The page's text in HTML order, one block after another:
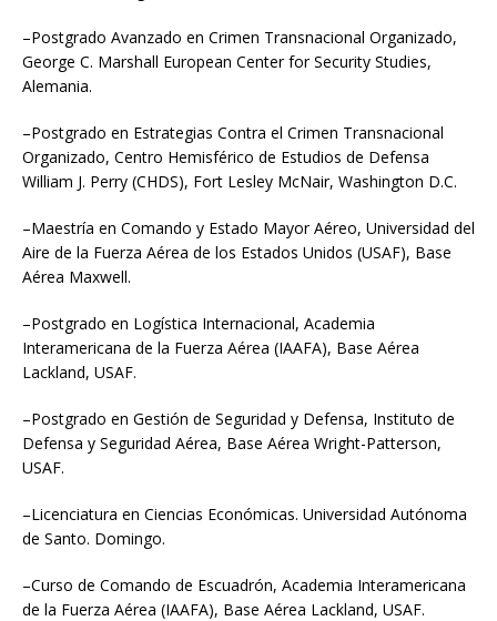
–Postgrado Avanzado en Crimen Transnacional Organizado,
George C. Marshall European Center for Security Studies,
Alemania.
–Postgrado en Estrategias Contra el Crimen Transnacional
Organizado, Centro Hemisférico de Estudios de Defensa
William J. Perry (CHDS), Fort Lesley McNair, Washington D.C.
–Maestría en Comando y Estado Mayor Aéreo, Universidad del
Aire de la Fuerza Aérea de los Estados Unidos (USAF), Base
Aérea Maxwell.
–Postgrado en Logística Internacional, Academia
Interamericana de la Fuerza Aérea (IAAFA), Base Aérea
Lackland, USAF.
–Postgrado en Gestión de Seguridad y Defensa, Instituto de
Defensa y Seguridad Aérea, Base Aérea Wright-Patterson,
USAF.
–Licenciatura en Ciencias Económicas. Universidad Autónoma
de Santo. Domingo.
–Curso de Comando de Escuadrón, Academia Interamericana
de la Fuerza Aérea (IAAFA), Base Aérea Lackland, USAF.